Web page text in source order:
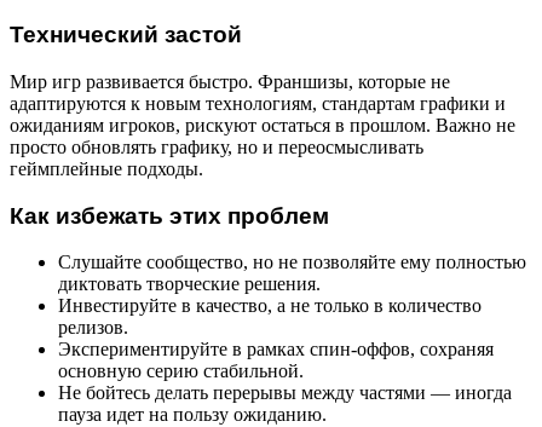
Технический застой
Мир игр развивается быстро. Франшизы, которые не
адаптируются к новым технологиям, стандартам графики и
ожиданиям игроков, рискуют остаться в прошлом. Важно не
просто обновлять графику, но и переосмысливать
геймплейные подходы.
Как избежать этих проблем
Слушайте сообщество, но не позволяйте ему полностью
диктовать творческие решения.
Инвестируйте в качество, а не только в количество
релизов.
Экспериментируйте в рамках спин-оффов, сохраняя
основную серию стабильной.
Не бойтесь делать перерывы между частями — иногда
пауза идет на пользу ожиданию.